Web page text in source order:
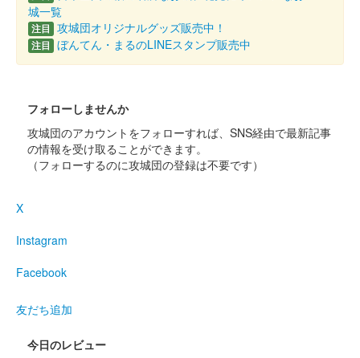
バージョン）
正月限定版。菊花紋が金色で押されている。
八幡山城 記念御朱印
ジョン）
正月限定版。菊花紋が金色で押されている。
八幡山城 記念御朱印
八幡山城 記念御朱印
城一覧
注目 攻城団オリジナルグッズ販売中！
注目 ぼんてん・まるのLINEスタンプ販売中
フォローしませんか
攻城団のアカウントをフォローすれば、SNS経由で最新記事
の情報を受け取ることができます。
（フォローするのに攻城団の登録は不要です）
X
Instagram
Facebook
友だち追加
今日のレビュー